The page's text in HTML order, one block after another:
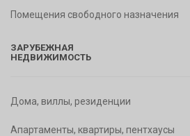
Помещения свободного назначения
ЗАРУБЕЖНАЯ
НЕДВИЖИМОСТЬ
Дома, виллы, резиденции
Апартаменты, квартиры, пентхаусы